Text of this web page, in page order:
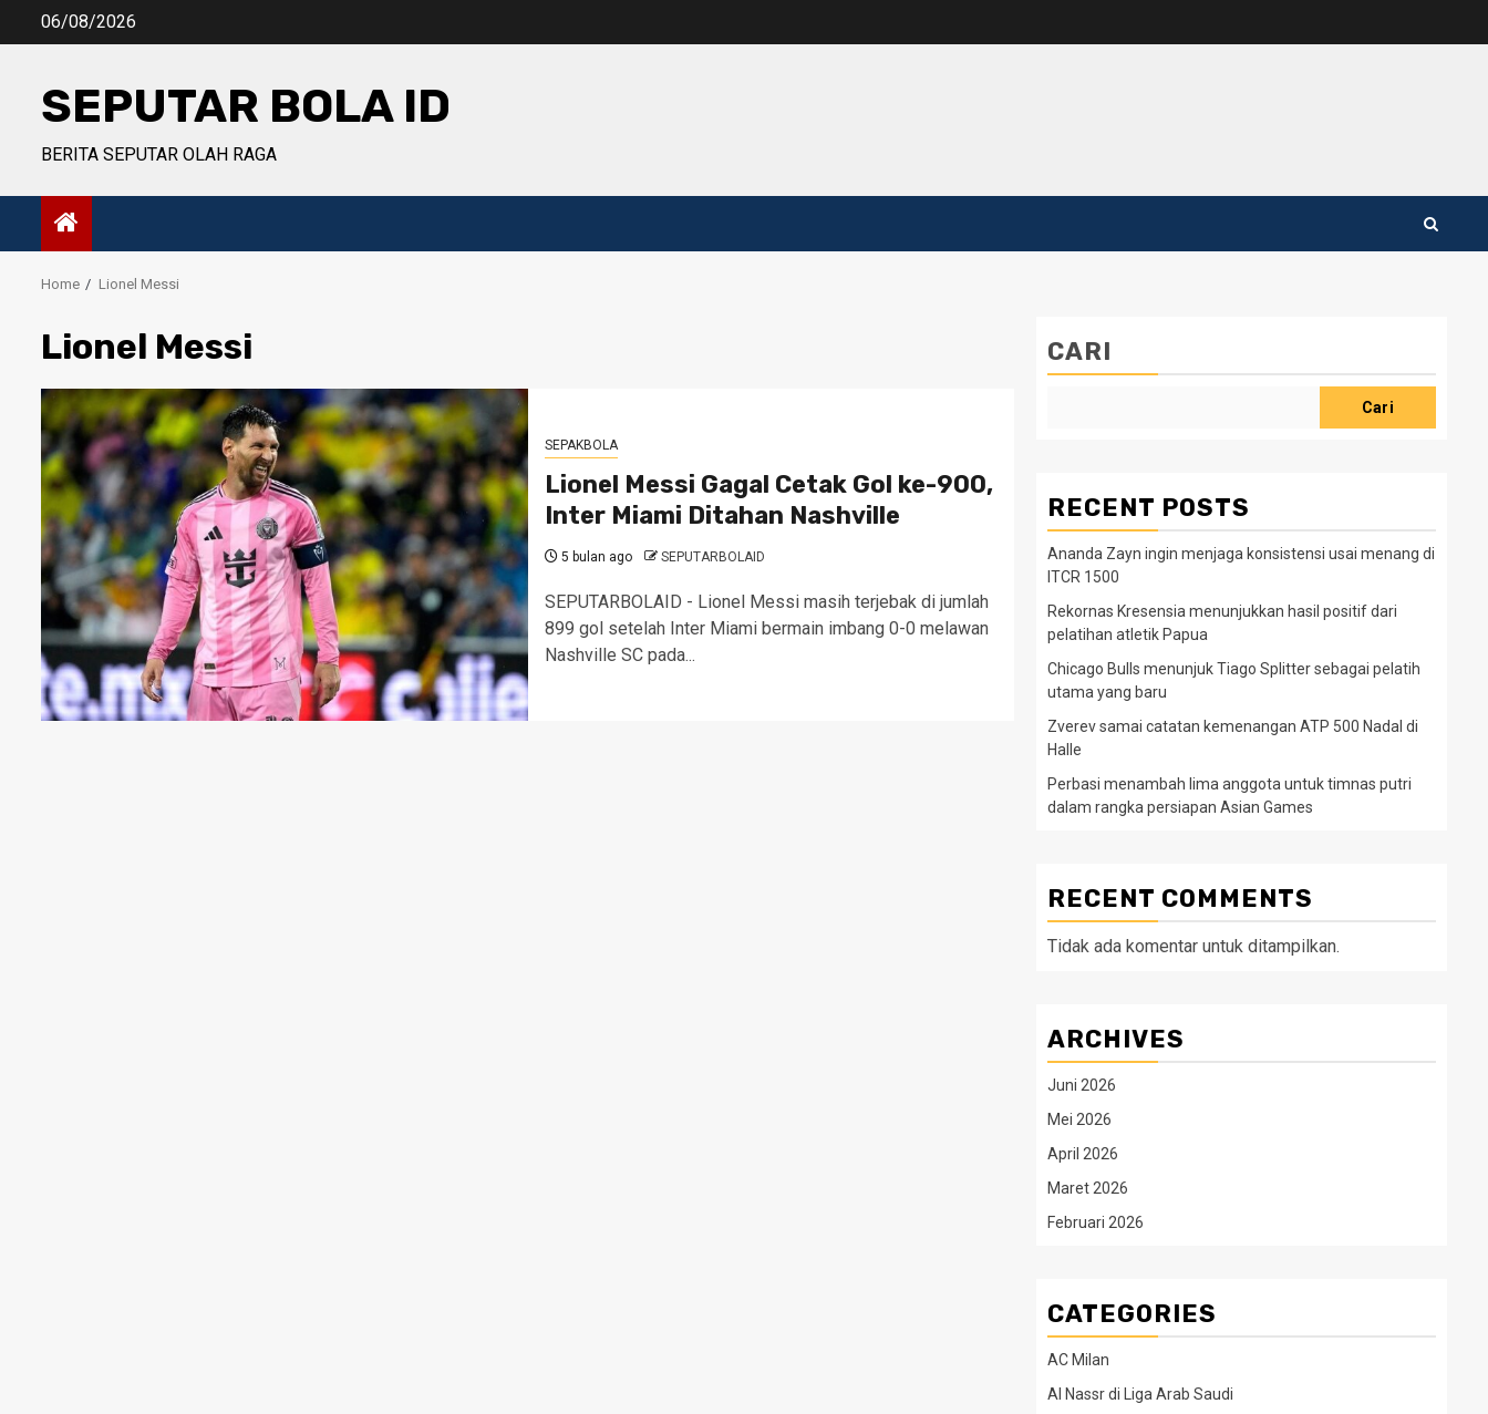
06/08/2026
SEPUTAR BOLA ID
BERITA SEPUTAR OLAH RAGA
Home Lionel Messi
Lionel Messi
SEPAKBOLA
Lionel Messi Gagal Cetak Gol ke-900,
Inter Miami Ditahan Nashville
5 bulan ago SEPUTARBOLAID
SEPUTARBOLAID - Lionel Messi masih terjebak di jumlah
899 gol setelah Inter Miami bermain imbang 0-0 melawan
Nashville SC pada...
CARI
Cari
RECENT POSTS
Ananda Zayn ingin menjaga konsistensi usai menang di
ITCR 1500
Rekornas Kresensia menunjukkan hasil positif dari
pelatihan atletik Papua
Chicago Bulls menunjuk Tiago Splitter sebagai pelatih
utama yang baru
Zverev samai catatan kemenangan ATP 500 Nadal di
Halle
Perbasi menambah lima anggota untuk timnas putri
dalam rangka persiapan Asian Games
RECENT COMMENTS
Tidak ada komentar untuk ditampilkan.
ARCHIVES
Juni 2026
Mei 2026
April 2026
Maret 2026
Februari 2026
CATEGORIES
AC Milan
Al Nassr di Liga Arab Saudi